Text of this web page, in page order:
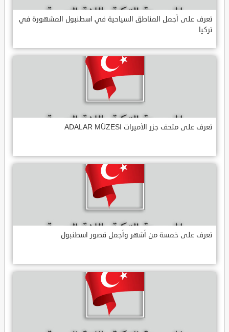
تعرف على أجمل المناطق السياحية في اسطنبول المشهورة في
تركيا
تعرف على متحف جزر الأميرات ADALAR MÜZESI
تعرف على خمسة من أشهر وأجمل قصور اسطنبول